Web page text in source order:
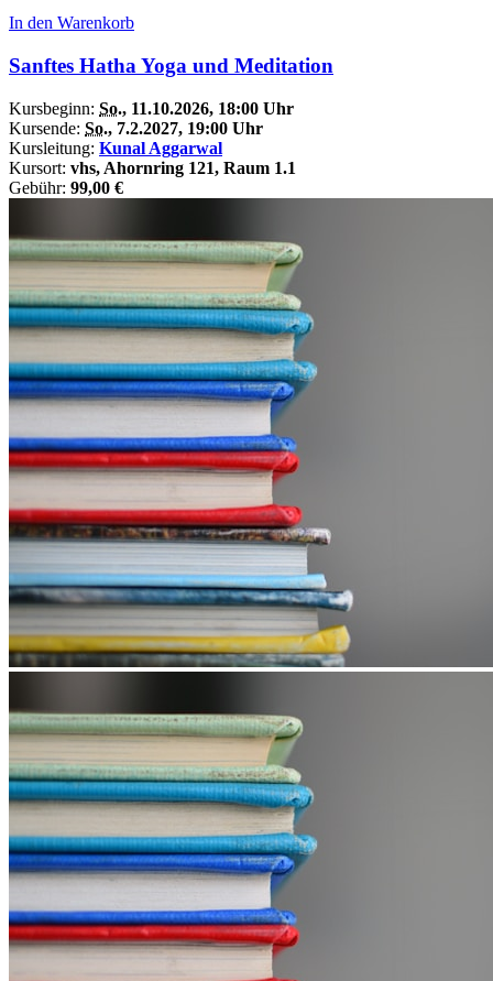
In den Warenkorb
Sanftes Hatha Yoga und Meditation
Kursbeginn: So., 11.10.2026, 18:00 Uhr
Kursende: So., 7.2.2027, 19:00 Uhr
Kursleitung: Kunal Aggarwal
Kursort: vhs, Ahornring 121, Raum 1.1
Gebühr: 99,00 €